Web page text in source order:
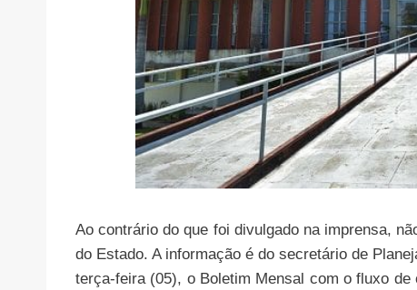
Ao contrário do que foi divulgado na imprensa,
do Estado. A informação é do secretário de
terça-feira (05), o Boletim Mensal com o fluxo